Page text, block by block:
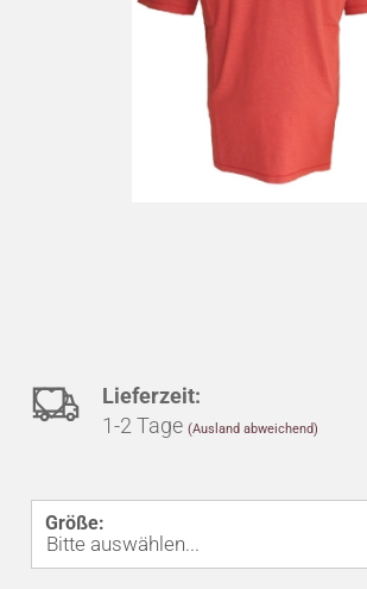
Auf
den
Lieferzeit:
1-2 Tage(Ausland abweichend)
Größe: